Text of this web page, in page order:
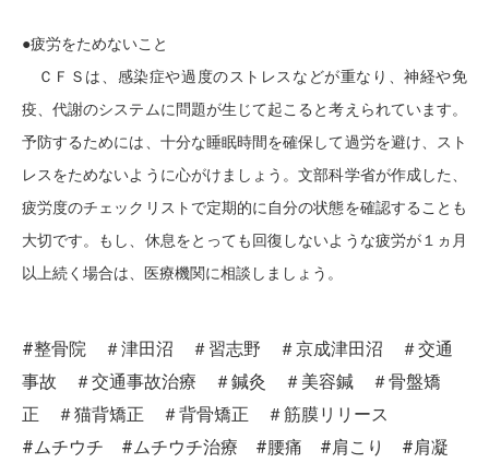
●疲労をためないこと
ＣＦＳは、感染症や過度のストレスなどが重なり、神経や免
疫、代謝のシステムに問題が生じて起こると考えられています。
予防するためには、十分な睡眠時間を確保して過労を避け、スト
レスをためないように心がけましょう。文部科学省が作成した、
疲労度のチェックリストで定期的に自分の状態を確認することも
大切です。もし、休息をとっても回復しないような疲労が１ヵ月
以上続く場合は、医療機関に相談しましょう。
#整骨院 ＃津田沼 ＃習志野 ＃京成津田沼 ＃交通
事故 ＃交通事故治療 ＃鍼灸 ＃美容鍼 ＃骨盤矯
正 ＃猫背矯正 ＃背骨矯正 ＃筋膜リリース
#ムチウチ #ムチウチ治療 #腰痛 #肩こり #肩凝